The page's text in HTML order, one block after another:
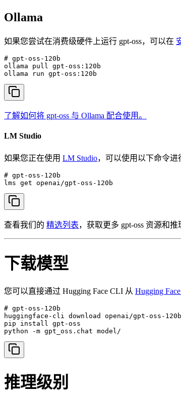
Ollama
如果您尝试在消费级硬件上运行 gpt-oss，可以在
# gpt-oss-120b
ollama pull gpt-oss:120b
ollama run gpt-oss:120b
了解如何将 gpt-oss 与 Ollama 配合使用。
LM Studio
如果您正在使用 LM Studio，可以使用以下命令进
# gpt-oss-120b
lms get openai/gpt-oss-120b
查看我们的 精选列表，获取更多 gpt-oss 资源和推
下载模型
您可以直接通过 Hugging Face CLI 从 Hugging
# gpt-oss-120b
huggingface-cli download openai/gpt-oss-
pip install gpt-oss
python -m gpt_oss.chat model/
推理级别